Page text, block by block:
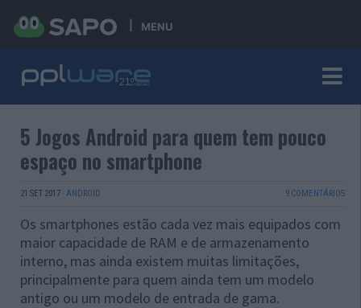
MENU
5 Jogos Android para quem tem pouco
espaço no smartphone
21 SET 2017 · ANDROID 9 COMENTÁRIOS
Os smartphones estão cada vez mais equipados com
maior capacidade de RAM e de armazenamento
interno, mas ainda existem muitas limitações,
principalmente para quem ainda tem um modelo
antigo ou um modelo de entrada de gama.